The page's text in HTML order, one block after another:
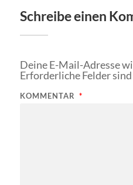
Schreibe einen
Deine E-Mail-Adresse
Erforderliche Felder
KOMMENTAR *